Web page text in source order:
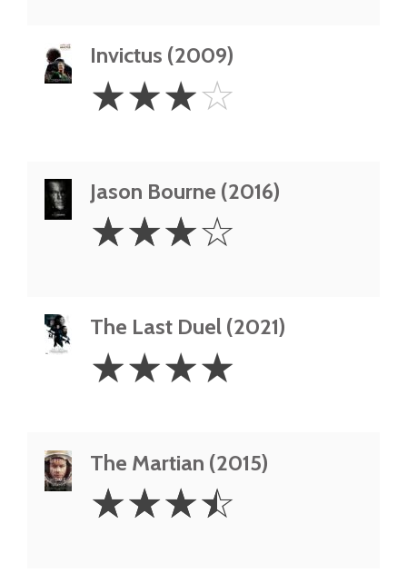
Invictus (2009)
Stars
☆☆☆☆
Jason Bourne (2016)
Stars
☆☆☆☆
The Last Duel (2021)
Stars
☆☆☆☆
The Martian (2015)
3.5
Stars
☆☆☆☆